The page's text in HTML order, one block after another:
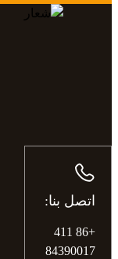
اتصل بنا:
+86 411
84390017